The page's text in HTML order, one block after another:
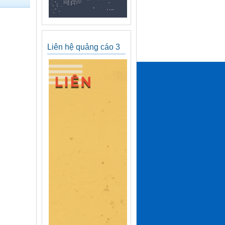
Liên hệ quảng cáo 3